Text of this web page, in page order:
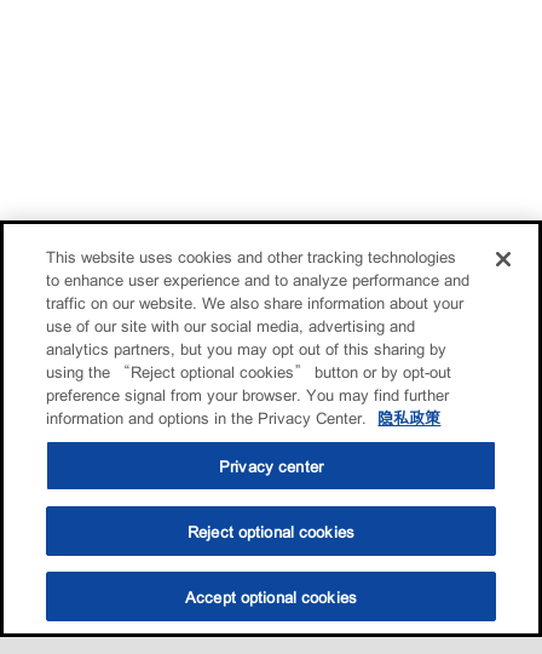
This website uses cookies and other tracking technologies
to enhance user experience and to analyze performance and
traffic on our website. We also share information about your
use of our site with our social media, advertising and
analytics partners, but you may opt out of this sharing by
using the “Reject optional cookies” button or by opt-out
preference signal from your browser. You may find further
information and options in the Privacy Center.
隐私政策
Privacy center
Reject optional cookies
Accept optional cookies